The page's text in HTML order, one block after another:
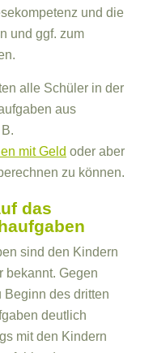
und die
und ggf. zum
alle Schüler in der
aus
mit Geld oder aber
zu können.
das
sind den Kindern
bekannt. Gegen
Beginn des dritten
deutlich
mit den Kindern